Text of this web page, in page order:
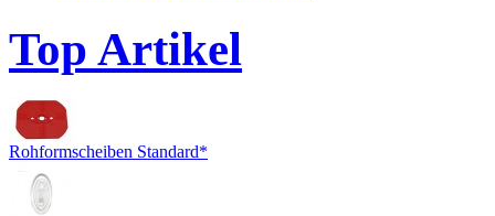
Top Artikel
Rohformscheiben Standard*